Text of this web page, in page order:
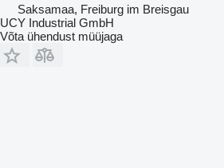
Saksamaa, Freiburg im Breisgau
UCY Industrial GmbH
Võta ühendust müüjaga